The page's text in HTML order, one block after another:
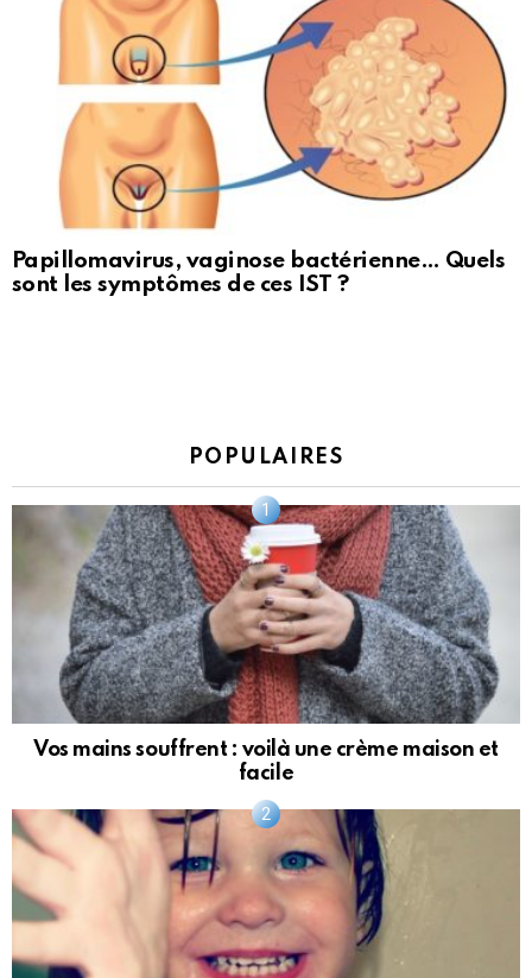
Papillomavirus, vaginose bactérienne… Quels
sont les symptômes de ces IST ?
POPULAIRES
Vos mains souffrent : voilà une crème maison et
facile